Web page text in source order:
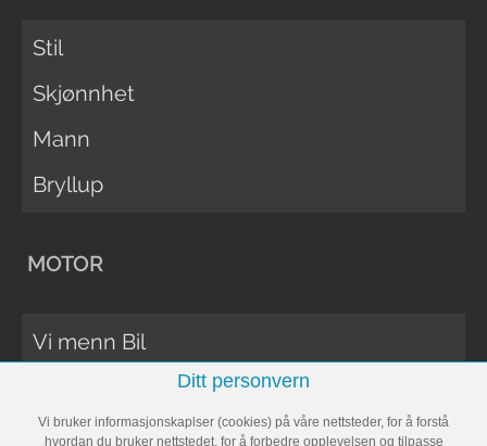
Stil
Skjønnhet
Mann
Bryllup
MOTOR
Vi menn Bil
Vi Menn Båt
Ditt personvern
Vi bruker informasjonskaplser (cookies) på våre nettsteder, for å forstå
hvordan du bruker nettstedet, for å forbedre opplevelsen og tilpasse